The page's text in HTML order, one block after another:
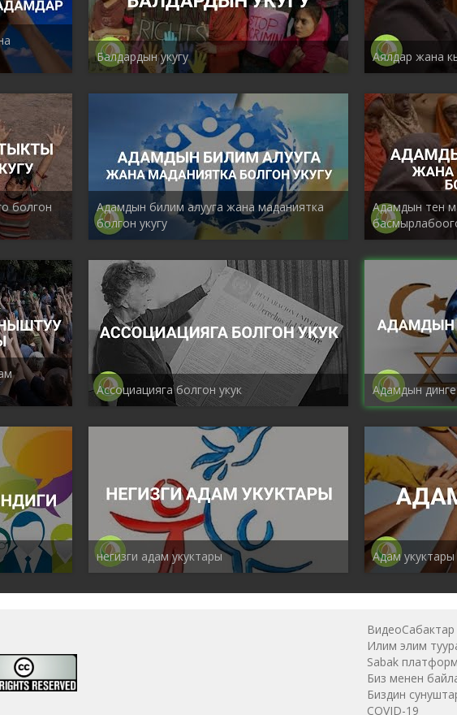
Балдардын укугу Аялдар жана
болгон
Адамдын билим алууга жана маданиятка
болгон укугу
Адамдын тен
Ассоциацияга болгон укук Адамдын
негизги адам укуктары Адам укуктары
ВидеоСабактар
Илим элим
Sabak
Биз менен
Биздин
COVID-19